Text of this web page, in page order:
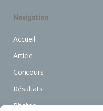
Navigation
Accueil
Article
Concours
Résultats
Photos